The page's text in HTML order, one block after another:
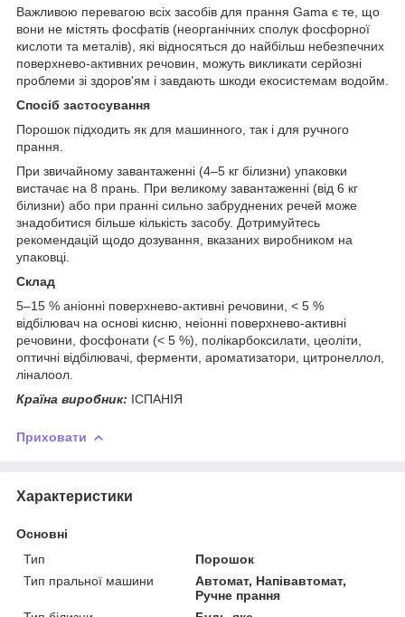
Важливою перевагою всіх засобів для прання Gama є те, що
вони не містять фосфатів (неорганічних сполук фосфорної
кислоти та металів), які відносяться до найбільш небезпечних
поверхнево-активних речовин, можуть викликати серйозні
проблеми зі здоров'ям і завдають шкоди екосистемам водойм.
Спосіб застосування
Порошок підходить як для машинного, так і для ручного
прання.
При звичайному завантаженні (4–5 кг білизни) упаковки
вистачає на 8 прань. При великому завантаженні (від 6 кг
білизни) або при пранні сильно забруднених речей може
знадобитися більше кількість засобу. Дотримуйтесь
рекомендацій щодо дозування, вказаних виробником на
упаковці.
Склад
5–15 % аніонні поверхнево-активні речовини, < 5 %
відбілювач на основі кисню, неіонні поверхнево-активні
речовини, фосфонати (< 5 %), полікарбоксилати, цеоліти,
оптичні відбілювачі, ферменти, ароматизатори, цитронеллол,
ліналоол.
Країна виробник: ІСПАНІЯ
Приховати
Характеристики
Основні
Тип
Порошок
Тип пральної машини
Автомат, Напівавтомат,
Ручне прання